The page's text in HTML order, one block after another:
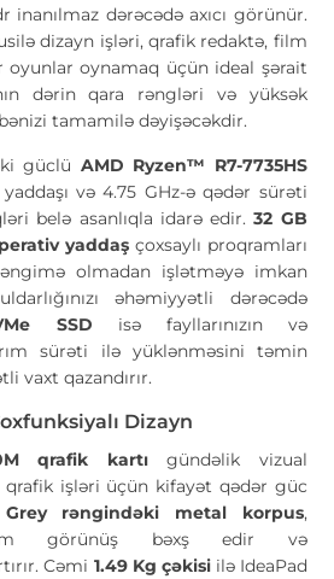
inanılmaz dərəcədə axıcı görünür.
dizayn işləri, qrafik redaktə, film
oyunlar oynamaq üçün ideal şərait
dərin qara rəngləri və yüksək
tamamilə dəyişəcəkdir.
güclü AMD Ryzen™ R7-7735HS
və 4.75 GHz-ə qədər sürəti
belə asanlıqla idarə edir.32 GB
yaddaşçoxsaylı proqramları
olmadan işlətməyə imkan
əhəmiyyətli dərəcədə
SSD isə fayllarınızın və
sürəti ilə yüklənməsini təmin
vaxt qazandırır.
Dizayn
qrafik kartıgündəlik vizual
qrafik işləri üçün kifayət qədər güc
rəngindəki metal korpus,
görünüş bəxş edir və
Cəmi 1.49 Kg çəkisiilə IdeaPad